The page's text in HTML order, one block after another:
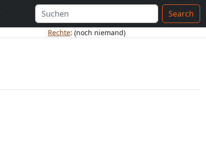
Search
Rechte: (noch niemand)